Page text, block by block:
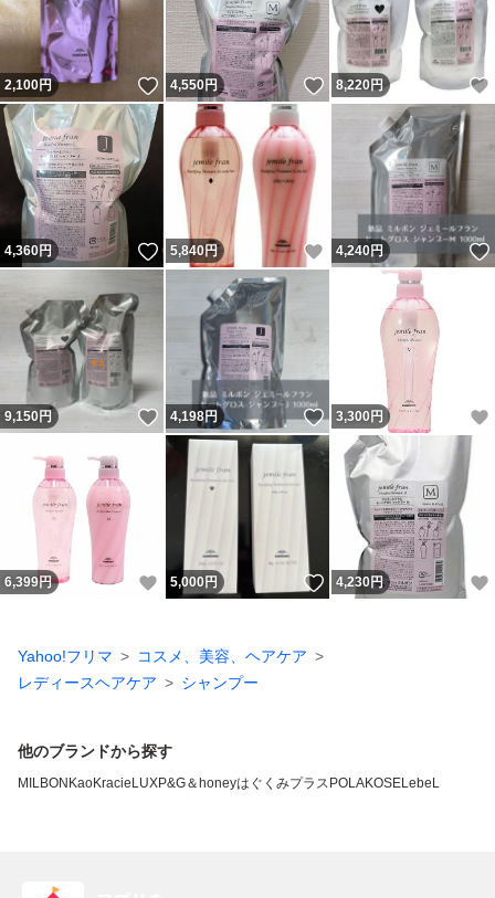
2,100円 いいね！
4,550円 いいね！
8,220円
4,360円 いいね！
5,840円 いいね！
4,240円
9,150円 いいね！
4,198円 いいね！
3,300 円
6,399円 いいね！
5,000円 いいね！
4,230円
Yahoo!フリマ
コスメ、美容、ヘアケア
レディースヘアケア
シャンプー
他のブランドから探す
MILBON KaoKracie LUXP&G＆honeyはぐくみプラス POLAKOSELebeL